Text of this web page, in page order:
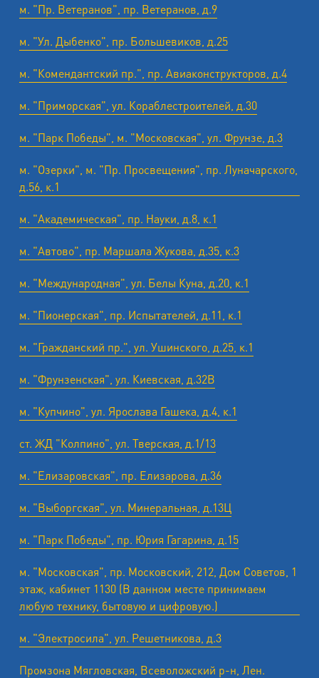
м. "Пр. Ветеранов", пр. Ветеранов, д.9
м. "Ул. Дыбенко", пр. Большевиков, д.25
м. "Комендантский пр.", пр. Авиаконструкторов, д.4
м. "Приморская", ул. Кораблестроителей, д.30
м. "Парк Победы", м. "Московская", ул. Фрунзе, д.3
м. "Озерки", м. "Пр. Просвещения", пр. Луначарского,
д.56, к.1
м. "Академическая", пр. Науки, д.8, к.1
м. "Автово", пр. Маршала Жукова, д.35, к.3
м. "Международная", ул. Белы Куна, д.20, к.1
м. "Пионерская", пр. Испытателей, д.11, к.1
м. "Гражданский пр.", ул. Ушинского, д.25, к.1
м. "Фрунзенская", ул. Киевская, д.32В
м. "Купчино", ул. Ярослава Гашека, д.4, к.1
ст. ЖД "Колпино", ул. Тверская, д.1/13
м. "Елизаровская", пр. Елизарова, д.36
м. "Выборгская", ул. Минеральная, д.13Ц
м. "Парк Победы", пр. Юрия Гагарина, д.15
м. "Московская", пр. Московский, 212, Дом Советов, 1
этаж, кабинет 1130 (В данном месте принимаем
любую технику, бытовую и цифровую.)
м. "Электросила", ул. Решетникова, д.3
Промзона Мягловская, Всеволожский р-н, Лен.